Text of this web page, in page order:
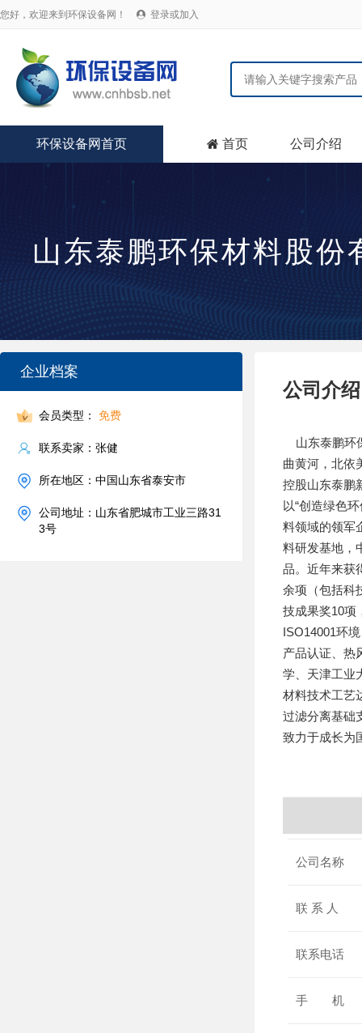
您好，欢迎来到环保设备网！  登录或加入
环保设备网首页  首页 公司介绍
山东泰鹏环保材料股份
企业档案
会员类型： 免费
联系卖家：张健
所在地区：中国山东省泰安市
公司地址：山东省肥城市工业三路31
3号
公司介绍
山东泰鹏环
曲黄河，北依
控股山东泰鹏
以“创造绿色
料领域的领军
料研发基地，
品。近年来获
余项（包括科
技成果奖10项
ISO14001环
产品认证、热
学、天津工业
材料技术工艺
过滤分离基础
致力于成长为
公司名称
联 系 人
联系电话
手 机